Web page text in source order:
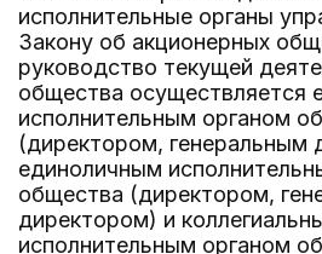
исполнительные органы
Закону об акционерных
руководство текущей
общества осуществляется
исполнительным органом
(директором, генеральным
единоличным
общества (директором,
директором) и
исполнительным органом